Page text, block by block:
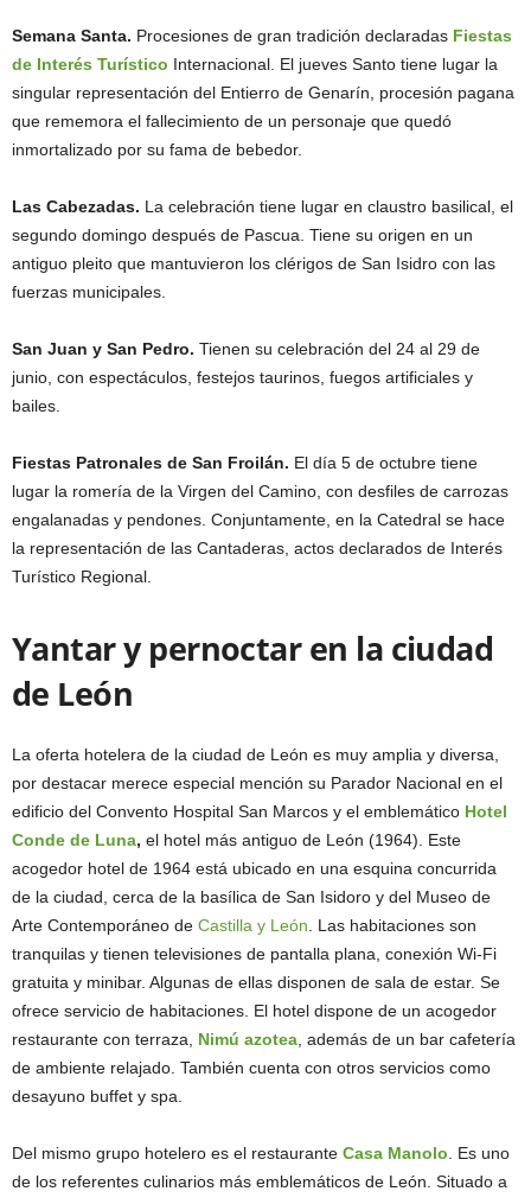
Semana Santa. Procesiones de gran tradición declaradas Fiestas
de Interés Turístico Internacional. El jueves Santo tiene lugar la
singular representación del Entierro de Genarín, procesión pagana
que rememora el fallecimiento de un personaje que quedó
inmortalizado por su fama de bebedor.
Las Cabezadas. La celebración tiene lugar en claustro basilical, el
segundo domingo después de Pascua. Tiene su origen en un
antiguo pleito que mantuvieron los clérigos de San Isidro con las
fuerzas municipales.
San Juan y San Pedro. Tienen su celebración del 24 al 29 de
junio, con espectáculos, festejos taurinos, fuegos artificiales y
bailes.
Fiestas Patronales de San Froilán. El día 5 de octubre tiene
lugar la romería de la Virgen del Camino, con desfiles de carrozas
engalanadas y pendones. Conjuntamente, en la Catedral se hace
la representación de las Cantaderas, actos declarados de Interés
Turístico Regional.
Yantar y pernoctar en la ciudad
de León
La oferta hotelera de la ciudad de León es muy amplia y diversa,
por destacar merece especial mención su Parador Nacional en el
edificio del Convento Hospital San Marcos y el emblemático Hotel
Conde de Luna, el hotel más antiguo de León (1964). Este
acogedor hotel de 1964 está ubicado en una esquina concurrida
de la ciudad, cerca de la basílica de San Isidoro y del Museo de
Arte Contemporáneo de Castilla y León . Las habitaciones son
tranquilas y tienen televisiones de pantalla plana, conexión Wi-Fi
gratuita y minibar. Algunas de ellas disponen de sala de estar. Se
ofrece servicio de habitaciones. El hotel dispone de un acogedor
restaurante con terraza, Nimú azotea , además de un bar cafetería
de ambiente relajado. También cuenta con otros servicios como
desayuno buffet y spa.
Del mismo grupo hotelero es el restaurante Casa Manolo . Es uno
de los referentes culinarios más emblemáticos de León. Situado a